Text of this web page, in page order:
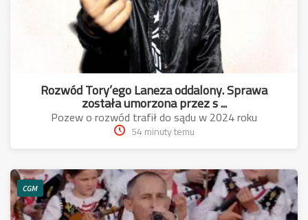
Rozwód Tory’ego Laneza oddalony. Sprawa
została umorzona przez s ...
Pozew o rozwód trafił do sądu w 2024 roku
54 minuty temu
CGM